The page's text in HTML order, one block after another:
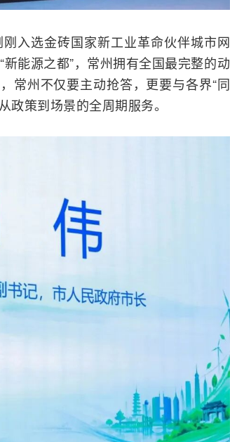
入选金砖国家新工业革命伙伴城市网
能源之都”，常州拥有全国最完整的动
常州不仅要主动抢答，更要与各界“同
政策到场景的全周期服务。